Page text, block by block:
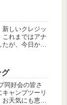
品は、角度が
にも工具がス
しいクレジッ
これまではアナ
が、今日から
た少しでも時
いように出
グ
同好会の皆さ
ャンプツーリ
お天気にも恵ま